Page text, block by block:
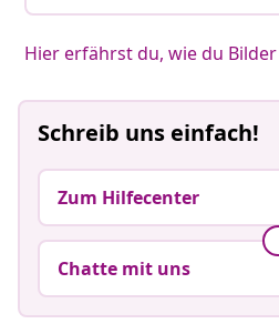
Hier erfährst du, wie du
Schreib uns einfach!
Zum Hilfecenter
Chatte mit uns